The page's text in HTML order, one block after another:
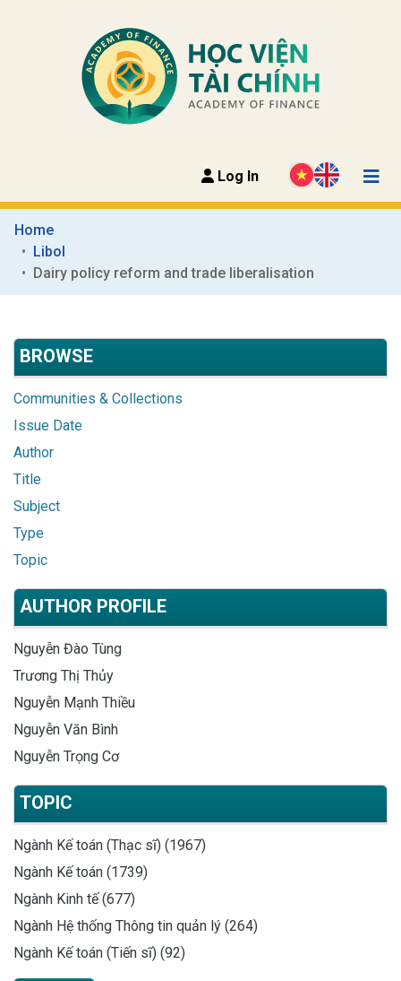
Log In
Home
Libol
Dairy policy reform and trade liberalisation
BROWSE
Communities & Collections
Issue Date
Author
Title
Subject
Type
Topic
AUTHOR PROFILE
Nguyễn Đào Tùng
Trương Thị Thủy
Nguyễn Mạnh Thiều
Nguyễn Văn Bình
Nguyễn Trọng Cơ
TOPIC
Ngành Kế toán (Thạc sĩ) (1967)
Ngành Kế toán (1739)
Ngành Kinh tế (677)
Ngành Hệ thống Thông tin quản lý (264)
Ngành Kế toán (Tiến sĩ) (92)